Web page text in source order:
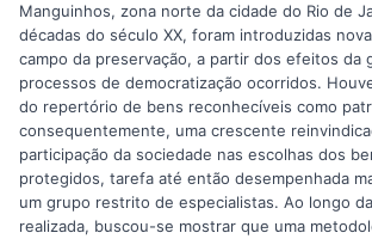
Manguinhos, zona norte da cidade do Rio de
décadas do século XX, foram introduzidas
campo da preservação, a partir dos efeitos da
processos de democratização ocorridos.
do repertório de bens reconhecíveis como
consequentemente, uma crescente
participação da sociedade nas escolhas dos
protegidos, tarefa até então desempenhada
um grupo restrito de especialistas. Ao longo
realizada, buscou-se mostrar que uma